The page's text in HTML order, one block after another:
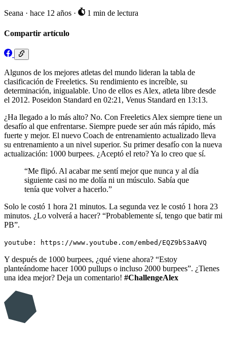
Seana · hace 12 años · 1 min de lectura
Compartir artículo
Algunos de los mejores atletas del mundo lideran la tabla de
clasificación de Freeletics. Su rendimiento es increíble, su
determinación, inigualable. Uno de ellos es Alex, atleta libre desde
el 2012. Poseidon Standard en 02:21, Venus Standard en 13:13.
¿Ha llegado a lo más alto? No. Con Freeletics Alex siempre tiene un
desafío al que enfrentarse. Siempre puede ser aún más rápido, más
fuerte y mejor. El nuevo Coach de entrenamiento actualizado lleva
su entrenamiento a un nivel superior. Su primer desafío con la nueva
actualización: 1000 burpees. ¿Aceptó el reto? Ya lo creo que sí.
“Me flipó. Al acabar me sentí mejor que nunca y al día
siguiente casi no me dolía ni un músculo. Sabía que
tenía que volver a hacerlo.”
Solo le costó 1 hora 21 minutos. La segunda vez le costó 1 hora 23
minutos. ¿Lo volverá a hacer? “Probablemente sí, tengo que batir mi
PB”.
youtube: https://www.youtube.com/embed/EQZ9bS3aAVQ
Y después de 1000 burpees, ¿qué viene ahora? “Estoy
planteándome hacer 1000 pullups o incluso 2000 burpees”. ¿Tienes
una idea mejor? Deja un comentario! #ChallengeAlex